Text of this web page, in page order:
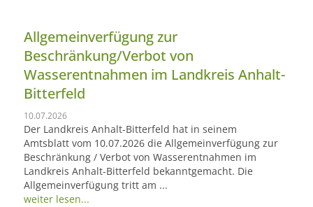
Allgemeinverfügung zur
Beschränkung/Verbot von
Wasserentnahmen im Landkreis Anhalt-
Bitterfeld
10.07.2026
Der Landkreis Anhalt-Bitterfeld hat in seinem
Amtsblatt vom 10.07.2026 die Allgemeinverfügung zur
Beschränkung / Verbot von Wasserentnahmen im
Landkreis Anhalt-Bitterfeld bekanntgemacht. Die
Allgemeinverfügung tritt am ...
weiter lesen...